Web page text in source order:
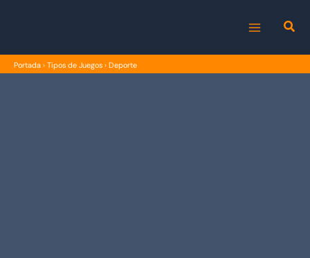
MENU
Portada › Tipos de Juegos › Deporte